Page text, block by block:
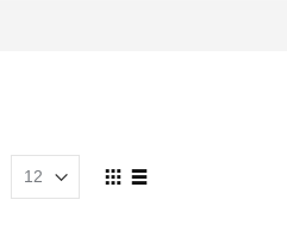
Afficher
en